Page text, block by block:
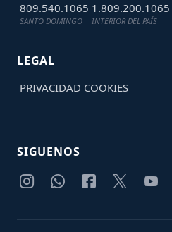
809.540.1065
SANTO DOMINGO
1.809.200.1065
INTERIOR DEL PAÍS
LEGAL
PRIVACIDAD COOKIES
SIGUENOS